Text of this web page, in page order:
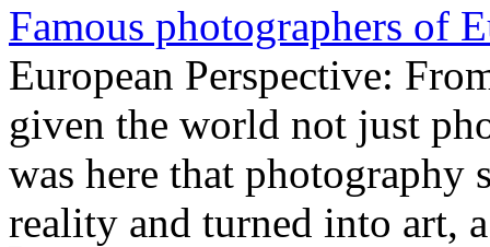
Famous photographers of
European Perspective:
given the world not just
was here that photography
reality and turned into art,